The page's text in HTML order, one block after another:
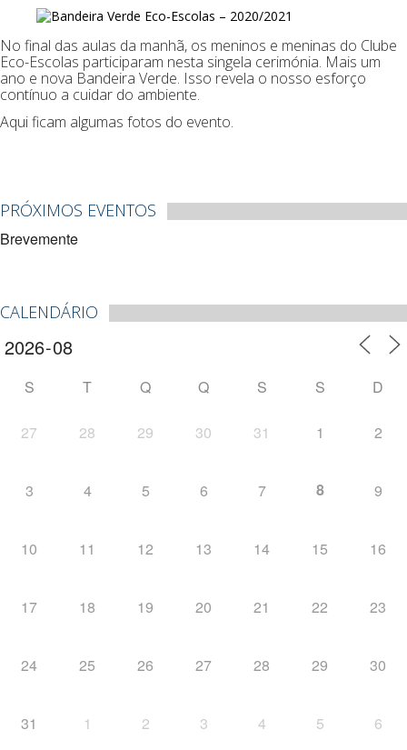
No final das aulas da manhã, os meninos e meninas do Clube
Eco-Escolas participaram nesta singela cerimónia. Mais um
ano e nova Bandeira Verde. Isso revela o nosso esforço
contínuo a cuidar do ambiente.
Aqui ficam algumas fotos do evento.
PRÓXIMOS EVENTOS
Brevemente
CALENDÁRIO
S T Q Q S S D
27 28 29 30 31 1 2
3 4 5 6 7 8 9
10 11 12 13 14 15 16
17 18 19 20 21 22 23
24 25 26 27 28 29 30
31 1 2 3 4 5 6